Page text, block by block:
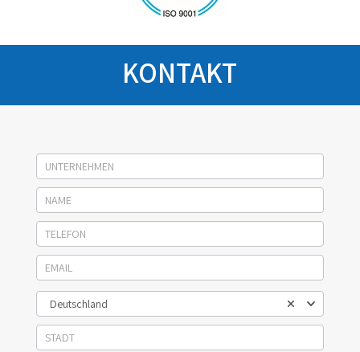
KONTAKT
Socage
kontakt
Deutschland